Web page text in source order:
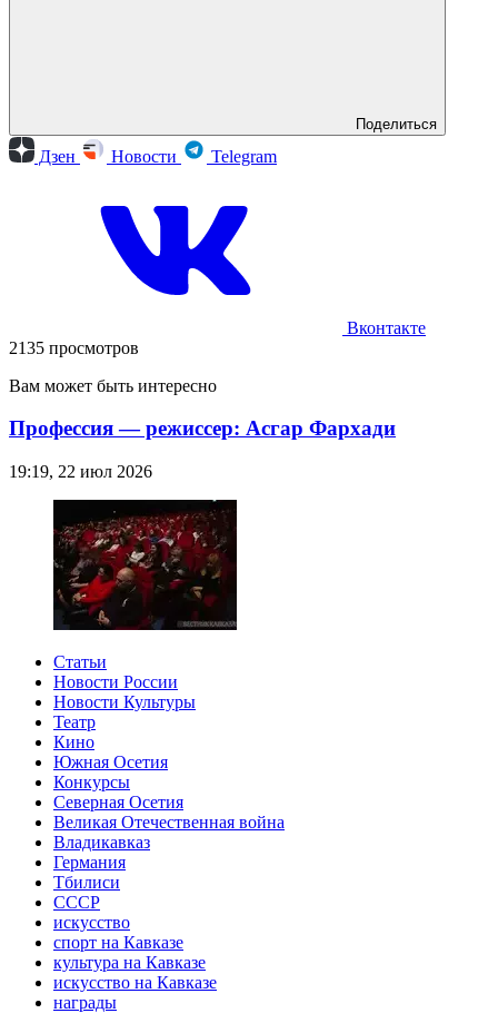
Поделиться
Дзен Новости Telegram
Вконтакте
2135 просмотров
Вам может быть интересно
Профессия — режиссер: Асгар Фархади
19:19, 22 июл 2026
Статьи
Новости России
Новости Культуры
Театр
Кино
Южная Осетия
Конкурсы
Северная Осетия
Великая Отечественная война
Владикавказ
Германия
Тбилиси
СССР
искусство
спорт на Кавказе
культура на Кавказе
искусство на Кавказе
награды